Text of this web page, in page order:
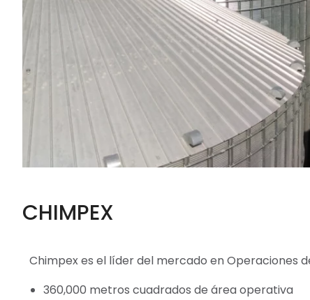
CHIMPEX
Chimpex es el líder del mercado en Operaciones
360,000 metros cuadrados de área operativa